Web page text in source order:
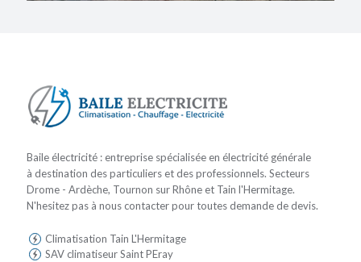
Baile électricité : entreprise spécialisée en électricité générale
à destination des particuliers et des professionnels. Secteurs
Drome - Ardèche, Tournon sur Rhône et Tain l'Hermitage.
N'hesitez pas à nous contacter pour toutes demande de devis.
Climatisation Tain L'Hermitage
SAV climatiseur Saint PEray